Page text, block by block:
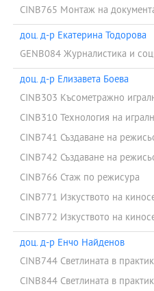
CINB765 Монтаж на
доц. д-р Екатерина Тодорова
GENB084 Журналистика и
доц. д-р Елизавета Боева
CINB303 Късометражно
CINB310 Технология на
CINB741 Създаване на
CINB742 Създаване на
CINB766 Стаж по режисура
CINB771 Изкуството на
CINB772 Изкуството на
доц. д-р Енчо Найденов
CINB744 Светлината в
CINB844 Светлината в